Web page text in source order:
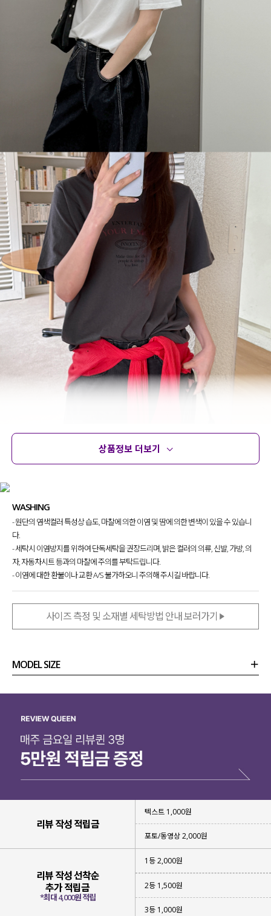
베이직한 디자인에 감각적인 레터링 디테일을 더해
다양한 아이템과 매치하기 좋은 활용도 높구요.
과하지 않은 디자인이라 부담 없어
캐주얼하고 데일리하게 즐기기 좋은 티셔츠랍니다!
상품정보 더보기
WASHING
- 원단의 염색컬러 특성상 습도, 마찰에 의한 이염 및 땀에 의한 변색이 있을 수 있습니
다.
- 세탁시 이염방지를 위하여 단독세탁을 권장드리며, 밝은 컬러의 의류, 신발, 가방, 의
자, 자동차시트 등과의 마찰에 주의를 부탁드립니다.
- 이염에 대한 환불이나 교환 A/S 불가하오니 주의해 주시길 바랍니다.
사이즈 측정 및 소재별 세탁방법 안내 보러가기
MODEL SIZE
리뷰 작성 적립금
텍스트 1,000원
포토/동영상 2,000원
리뷰 작성 선착순
추가 적립금
*최대 4,000원 적립
1등 2,000원
2등 1,500원
3등 1,000원